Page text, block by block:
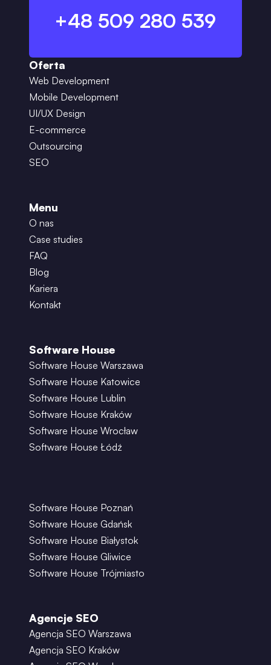
+48 509 280 539
Oferta
Web Development
Mobile Development
UI/UX Design
E-commerce
Outsourcing
SEO
Menu
O nas
Case studies
FAQ
Blog
Kariera
Kontakt
Software House
Software House Warszawa
Software House Katowice
Software House Lublin
Software House Kraków
Software House Wrocław
Software House Łódź
Software House Poznań
Software House Gdańsk
Software House Białystok
Software House Gliwice
Software House Trójmiasto
Agencje SEO
Agencja SEO Warszawa
Agencja SEO Kraków